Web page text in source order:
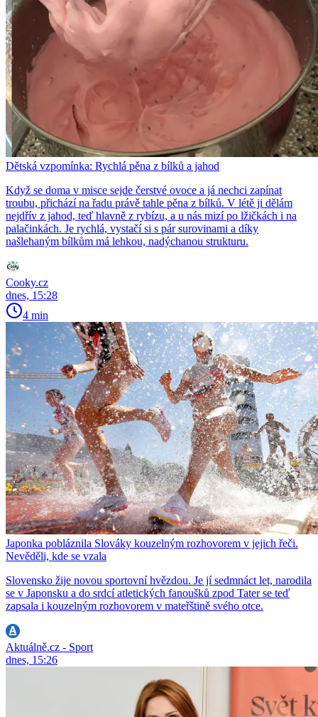
Dětská vzpomínka: Rychlá pěna z bílků a jahod
Když se doma v misce sejde čerstvé ovoce a já nechci zapínat
troubu, přichází na řadu právě tahle pěna z bílků. V létě ji dělám
nejdřív z jahod, teď hlavně z rybízu, a u nás mizí po lžičkách i na
palačinkách. Je rychlá, vystačí si s pár surovinami a díky
našlehaným bílkům má lehkou, nadýchanou strukturu.
Cooky.cz
dnes, 15:28
4 min
Japonka pobláznila Slováky kouzelným rozhovorem v jejich řeči.
Nevěděli, kde se vzala
Slovensko žije novou sportovní hvězdou. Je jí sedmnáct let, narodila
se v Japonsku a do srdcí atletických fanoušků zpod Tater se teď
zapsala i kouzelným rozhovorem v mateřštině svého otce.
Aktuálně.cz - Sport
dnes, 15:26